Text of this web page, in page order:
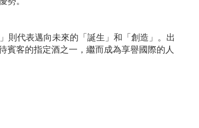
則代表邁向未來的「誕生」和「創造」。出
賓客的指定酒之一，繼而成為享譽國際的人